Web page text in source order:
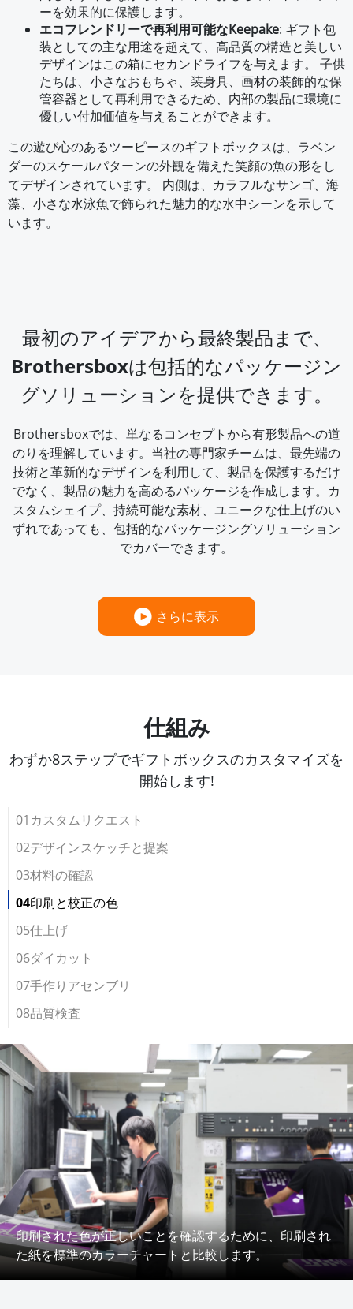
ーを効果的に保護します。
エコフレンドリーで再利用可能なKeepake: ギフト包
装としての主な用途を超えて、高品質の構造と美しい
デザインはこの箱にセカンドライフを与えます。 子供
たちは、小さなおもちゃ、装身具、画材の装飾的な保
管容器として再利用できるため、内部の製品に環境に
優しい付加価値を与えることができます。
この遊び心のあるツーピースのギフトボックスは、ラベン
ダーのスケールパターンの外観を備えた笑顔の魚の形をし
てデザインされています。 内側は、カラフルなサンゴ、海
藻、小さな水泳魚で飾られた魅力的な水中シーンを示して
います。
最初のアイデアから最終製品まで、
Brothersboxは包括的なパッケージン
グソリューションを提供できます。
Brothersboxでは、単なるコンセプトから有形製品への道
のりを理解しています。当社の専門家チームは、最先端の
技術と革新的なデザインを利用して、製品を保護するだけ
でなく、製品の魅力を高めるパッケージを作成します。カ
スタムシェイプ、持続可能な素材、ユニークな仕上げのい
ずれであっても、包括的なパッケージングソリューション
でカバーできます。
さらに表示
仕組み
わずか8ステップでギフトボックスのカスタマイズを
開始します!
01カスタムリクエスト
02デザインスケッチと提案
03材料の確認
04印刷と校正の色
05仕上げ
06ダイカット
07手作りアセンブリ
08品質検査
印刷された色が正しいことを確認するために、印刷され
た紙を標準のカラーチャートと比較します。